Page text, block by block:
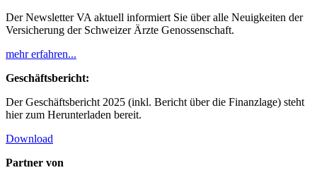
Der Newsletter VA aktuell informiert Sie über alle Neuigkeiten der
Versicherung der Schweizer Ärzte Genossenschaft.
mehr erfahren...
Geschäftsbericht:
Der Geschäftsbericht 2025 (inkl. Bericht über die Finanzlage) steht
hier zum Herunterladen bereit.
Download
Partner von